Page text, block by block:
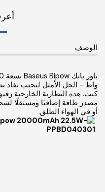
الوصف
واط - الحل الأمثل لتجنب نفاد
كنت. هذه البطارية الخارجية
مصدر طاقة إضافيًا ومستقلًا
أو في الهواء الطلق.